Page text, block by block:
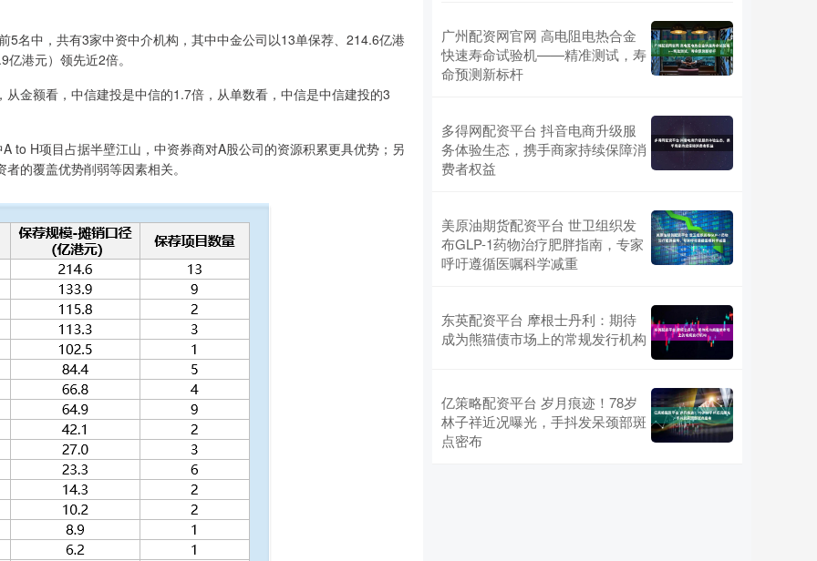
中，共有3家中资中介机构，其中中金公司以13单保荐、214.6亿港
港元）领先近2倍。
额看，中信建投是中信的1.7倍，从单数看，中信是中信建投的3
H项目占据半壁江山，中资券商对A股公司的资源积累更具优势；另
的覆盖优势削弱等因素相关。
广州配资网官网 高电阻电热合金
快速寿命试验机——精准测试，寿
命预测新标杆
多得网配资平台 抖音电商升级服
务体验生态，携手商家持续保障消
费者权益
美原油期货配资平台 世卫组织发
布GLP-1药物治疗肥胖指南，专家
呼吁遵循医嘱科学减重
东英配资平台 摩根士丹利：期待
成为熊猫债市场上的常规发行机构
亿策略配资平台 岁月痕迹！78岁
林子祥近况曝光，手抖发呆颈部斑
点密布